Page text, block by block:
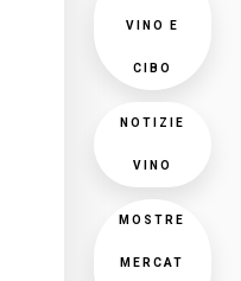
VINO E
CIBO
NOTIZIE
VINO
MOSTRE
MERCAT